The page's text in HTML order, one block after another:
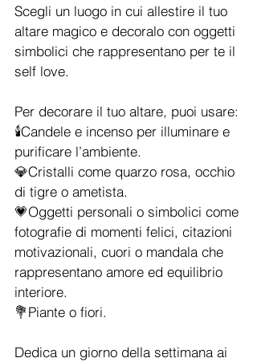
Scegli un luogo in cui allestire il tuo
altare magico e decoralo con oggetti
simbolici che rappresentano per te il
self love.
Per decorare il tuo altare, puoi usare:
🕯️Candele e incenso per illuminare e
purificare l’ambiente.
💎Cristalli come quarzo rosa, occhio
di tigre o ametista.
💗Oggetti personali o simbolici come
fotografie di momenti felici, citazioni
motivazionali, cuori o mandala che
rappresentano amore ed equilibrio
interiore.
💐Piante o fiori.
Dedica un giorno della settimana ai